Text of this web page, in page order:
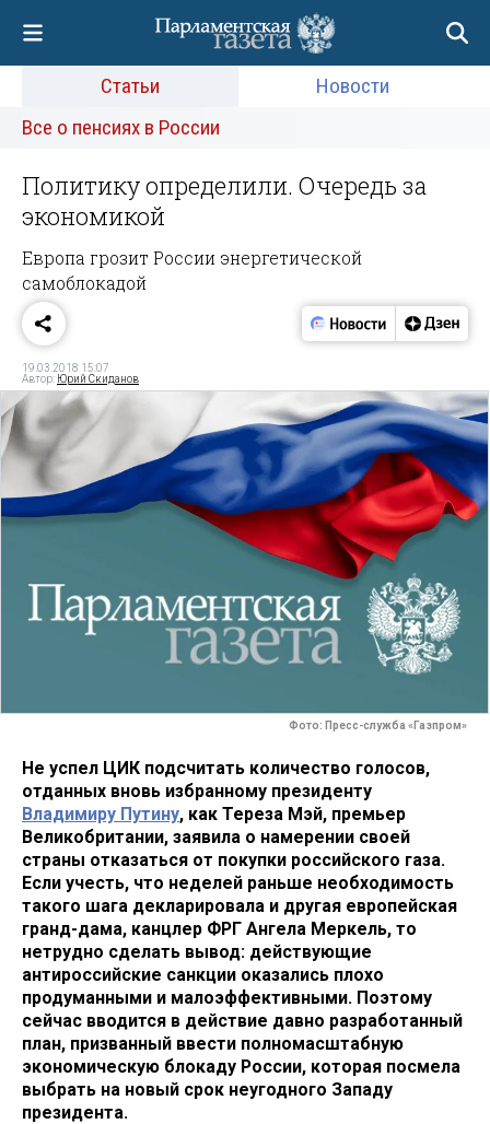
Статьи
Новости
Все о пенсиях в России
Политику определили. Очередь за
экономикой
Европа грозит России энергетической
самоблокадой
19.03.2018 15:07
Автор: Юрий Скиданов
Фото: Пресс-служба «Газпром»
Не успел ЦИК подсчитать количество голосов,
отданных вновь избранному президенту
Владимиру Путину, как Тереза Мэй, премьер
Великобритании, заявила о намерении своей
страны отказаться от покупки российского газа.
Если учесть, что неделей раньше необходимость
такого шага декларировала и другая европейская
гранд-дама, канцлер ФРГ Ангела Меркель, то
нетрудно сделать вывод: действующие
антироссийские санкции оказались плохо
продуманными и малоэффективными. Поэтому
сейчас вводится в действие давно разработанный
план, призванный ввести полномасштабную
экономическую блокаду России, которая посмела
выбрать на новый срок неугодного Западу
президента.